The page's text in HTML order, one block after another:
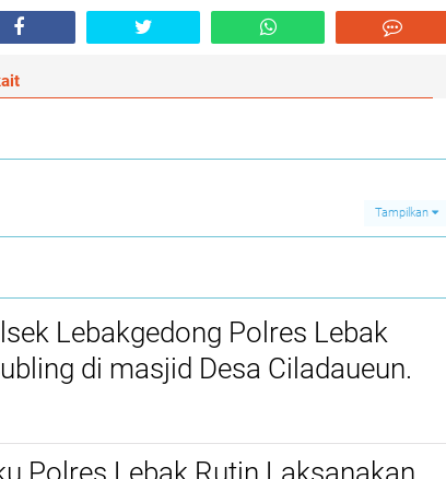
Tampilkan
Lebakgedong Polres Lebak
di masjid Desa Ciladaueun.
Polres Lebak Rutin Laksanakan